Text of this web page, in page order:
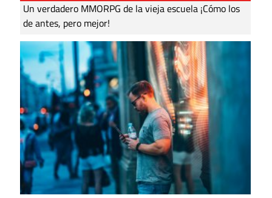
Un verdadero MMORPG de la vieja escuela ¡Cómo los
de antes, pero mejor!